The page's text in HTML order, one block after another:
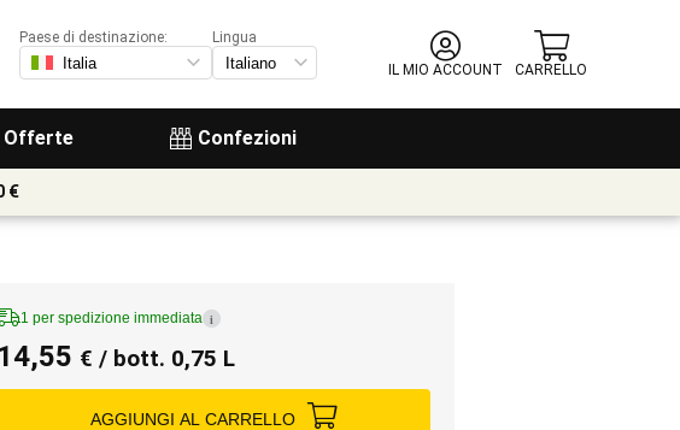
Offerte Confezioni
Paese di destinazione:
Lingua
IL MIO ACCOUNT
CARRELLO
€
1 per spedizione immediata i
14,55 € / bott. 0,75 L
AGGIUNGI AL CARRELLO